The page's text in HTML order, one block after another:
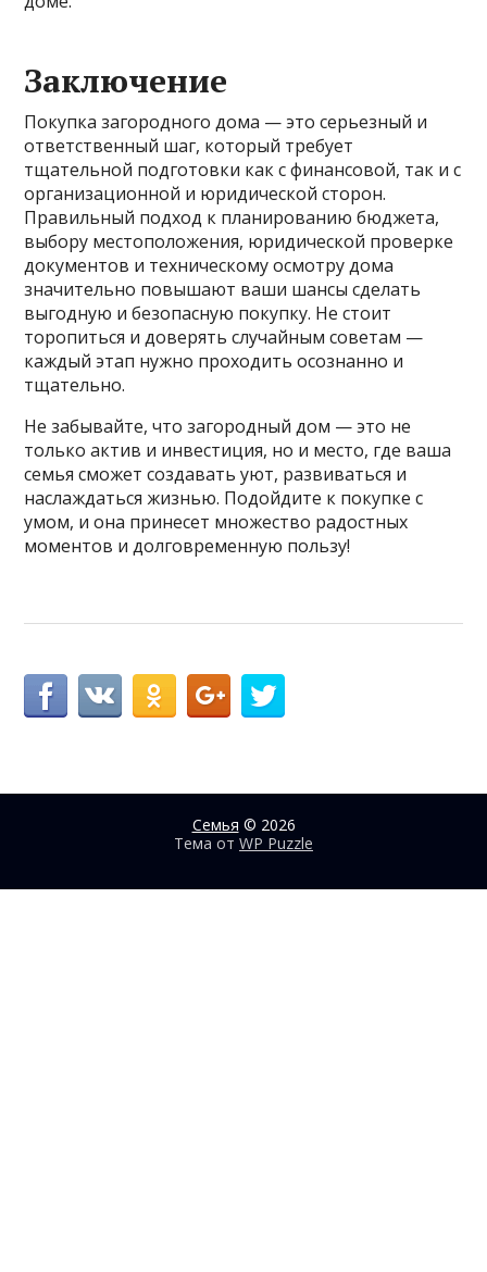
Заключение
Покупка загородного дома — это серьезный и
ответственный шаг, который требует
тщательной подготовки как с финансовой, так и с
организационной и юридической сторон.
Правильный подход к планированию бюджета,
выбору местоположения, юридической проверке
документов и техническому осмотру дома
значительно повышают ваши шансы сделать
выгодную и безопасную покупку. Не стоит
торопиться и доверять случайным советам —
каждый этап нужно проходить осознанно и
тщательно.
Не забывайте, что загородный дом — это не
только актив и инвестиция, но и место, где ваша
семья сможет создавать уют, развиваться и
наслаждаться жизнью. Подойдите к покупке с
умом, и она принесет множество радостных
моментов и долговременную пользу!
Семья © 2026
Тема от WP Puzzle